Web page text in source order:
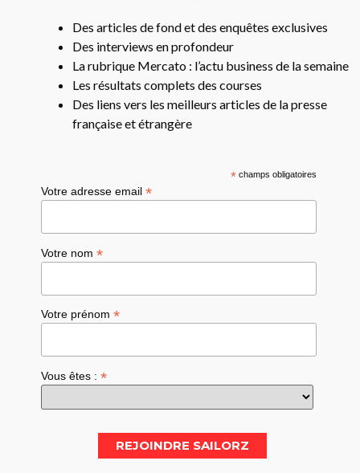
Des articles de fond et des enquêtes exclusives
Des interviews en profondeur
La rubrique Mercato : l’actu business de la semaine
Les résultats complets des courses
Des liens vers les meilleurs articles de la presse
française et étrangère
*champs obligatoires
Votre adresse email*
Votre nom*
Votre prénom*
Vous êtes :*